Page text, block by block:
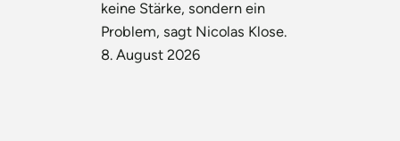
keine Stärke, sondern ein
Problem, sagt Nicolas Klose.
8. August 2026